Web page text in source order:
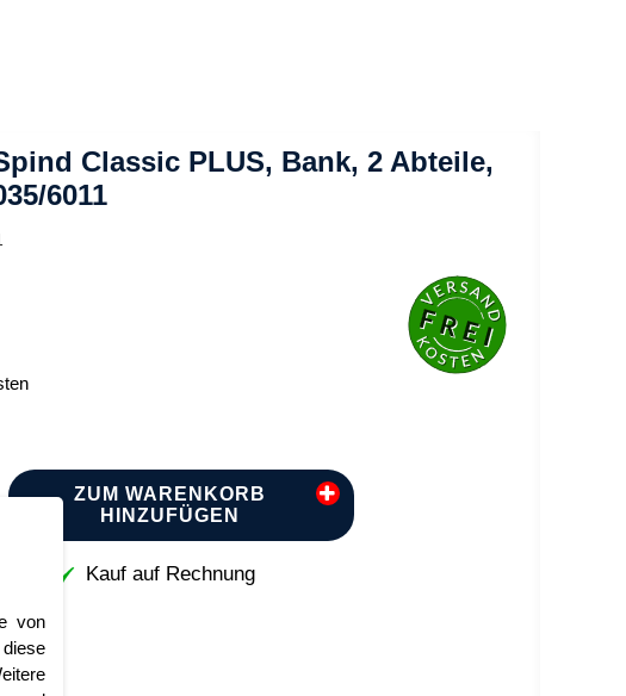
Classic PLUS, Bank, 2 Abteile,
6011
ZUM WARENKORB
HINZUFÜGEN
Kauf auf Rechnung
von